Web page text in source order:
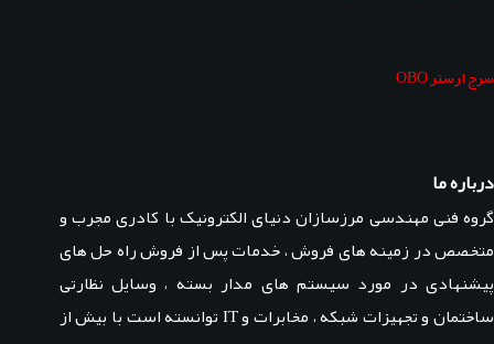
سرج ارستر OBO
درباره ما
گروه فنی مهندسی مرزسازان دنیای الکترونیک با کادری مجرب و
متخصص در زمینه های فروش ، خدمات پس از فروش راه حل های
پیشنهادی در مورد سیستم های مدار بسته ، وسایل نظارتی
ساختمان و تجهیزات شبکه ، مخابرات و IT توانسته است با بیش از